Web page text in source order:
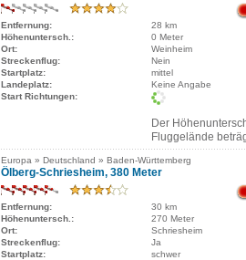
Entfernung:
28 km
Höhenuntersch.:
0 Meter
Ort:
Weinheim
Streckenflug:
Nein
Startplatz:
mittel
Landeplatz:
Keine Angabe
Start Richtungen:
Der
Fluggelände
Europa » Deutschland » Baden-Württemberg
Ölberg-Schriesheim, 380 Meter
Entfernung:
30 km
Höhenuntersch.:
270 Meter
Ort:
Schriesheim
Streckenflug:
Ja
Startplatz:
schwer